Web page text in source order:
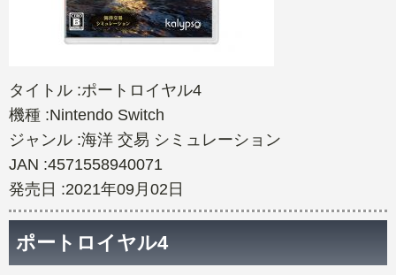
タイトル :ポートロイヤル4
機種 :Nintendo Switch
ジャンル :海洋 交易 シミュレーション
JAN :4571558940071
発売日 :2021年09月02日
ポートロイヤル4